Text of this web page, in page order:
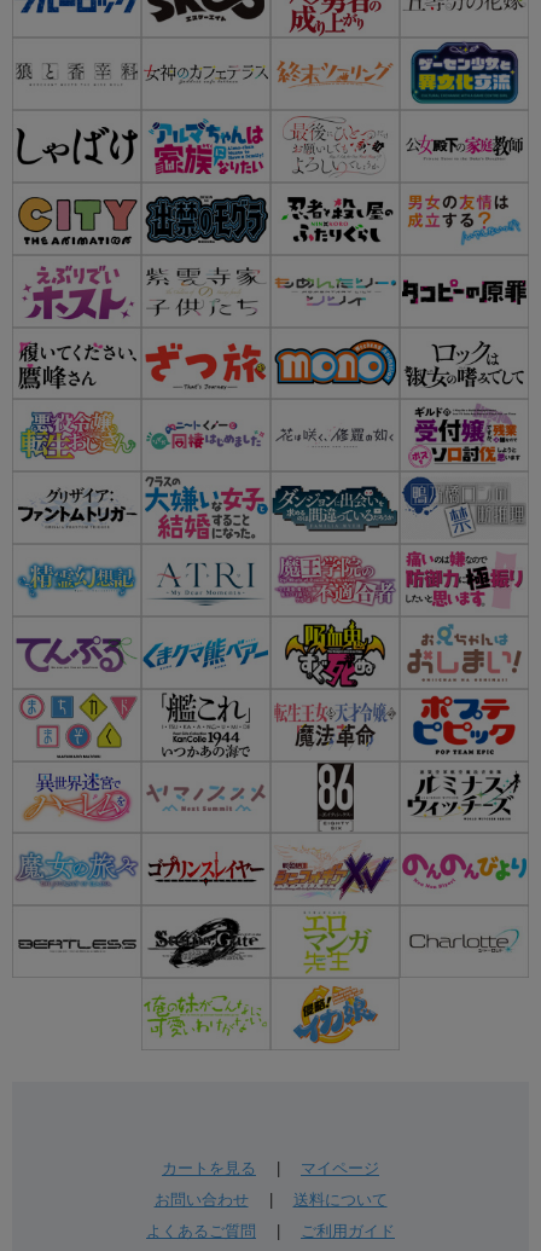
カートを見る
マイページ
お問い合わせ| 送料について
よくあるご質問
ご利用ガイド